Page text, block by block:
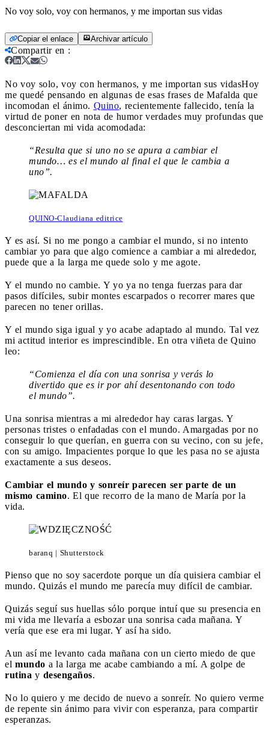
No voy solo, voy con hermanos, y me importan sus vidas
Copiar el enlace Archivar artículo
Compartir en :
No voy solo, voy con hermanos, y me importan sus vidasHoy
me quedé pensando en algunas de esas frases de Mafalda que
incomodan el ánimo. Quino, recientemente fallecido, tenía la
virtud de poner en nota de humor verdades muy profundas que
desconciertan mi vida acomodada:
“Resulta que si uno no se apura a cambiar el
mundo… es el mundo al final el que le cambia a
uno”.
QUINO-Claudiana editrice
Y es así. Si no me pongo a cambiar el mundo, si no intento
cambiar yo para que algo comience a cambiar a mi alrededor,
puede que a la larga me quede solo y me agote.
Y el mundo no cambie. Y yo ya no tenga fuerzas para dar
pasos difíciles, subir montes escarpados o recorrer mares que
parecen no tener orillas.
Y el mundo siga igual y yo acabe adaptado al mundo. Tal vez
mi actitud interior es imprescindible. En otra viñeta de Quino
leo:
“Comienza el día con una sonrisa y verás lo
divertido que es ir por ahí desentonando con todo
el mundo”.
Una sonrisa mientras a mi alrededor hay caras largas. Y
personas tristes o enfadadas con el mundo. Amargadas por no
conseguir lo que querían, en guerra con su vecino, con su jefe,
con su amigo. Impacientes porque lo que les pasa no se ajusta
exactamente a sus deseos.
Cambiar el mundo y sonreír parecen ser parte de un
mismo camino. El que recorro de la mano de María por la
vida.
baranq | Shutterstock
Pienso que no soy sacerdote porque un día quisiera cambiar el
mundo. Quizás el mundo me parecía muy difícil de cambiar.
Quizás seguí sus huellas sólo porque intuí que su presencia en
mi vida me llevaría a esbozar una sonrisa cada mañana. Y
vería que ese era mi lugar. Y así ha sido.
Aun así me levanto cada mañana con un cierto miedo de que
el mundo a la larga me acabe cambiando a mí. A golpe de
rutina y desengaños.
No lo quiero y me decido de nuevo a sonreír. No quiero verme
de repente sin ánimo para vivir con esperanza, para compartir
esperanzas.